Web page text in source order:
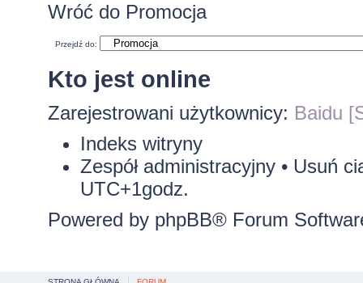
Wróć do Promocja
Przejdź do:
Kto jest online
Zarejestrowani użytkownicy: Baidu
Indeks witryny
Zespół administracyjny• Usuń
UTC+1godz.
Powered by phpBB® Forum